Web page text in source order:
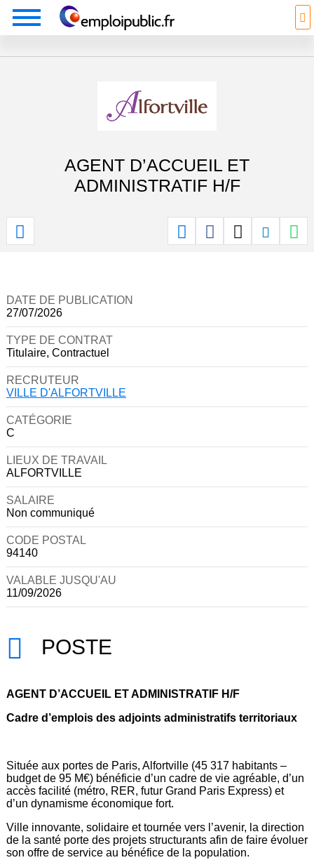
AGENT D’ACCUEIL ET
ADMINISTRATIF H/F
DATE DE PUBLICATION
27/07/2026
TYPE DE CONTRAT
Titulaire, Contractuel
RECRUTEUR
VILLE D'ALFORTVILLE
CATÉGORIE
C
LIEUX DE TRAVAIL
ALFORTVILLE
SALAIRE
Non communiqué
CODE POSTAL
94140
VALABLE JUSQU'AU
11/09/2026
POSTE
AGENT D’ACCUEIL ET ADMINISTRATIF H/F
Cadre d’emplois des adjoints administratifs territoriaux
Située aux portes de Paris, Alfortville (45 317 habitants –
budget de 95 M€) bénéficie d’un cadre de vie agréable, d’un
accès facilité (métro, RER, futur Grand Paris Express) et
d’un dynamisme économique fort.
Ville innovante, solidaire et tournée vers l’avenir, la direction
de la santé porte des projets structurants afin de faire évoluer
son offre de service au bénéfice de la population.